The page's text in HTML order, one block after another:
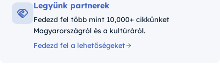
Legyünk partnerek
Fedezd fel több mint 10,000+ cikkünket
Magyarországról és a kultúráról.
Fedezd fel a lehetőségeket